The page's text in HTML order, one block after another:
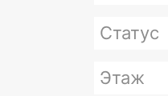
Статус
Этаж